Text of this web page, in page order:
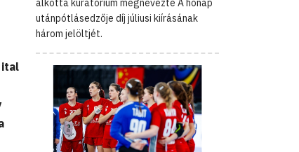
ital
alkotta kuratórium megnevezte A hónap
utánpótlásedzője díj júliusi kiírásának
három jelöltjét.